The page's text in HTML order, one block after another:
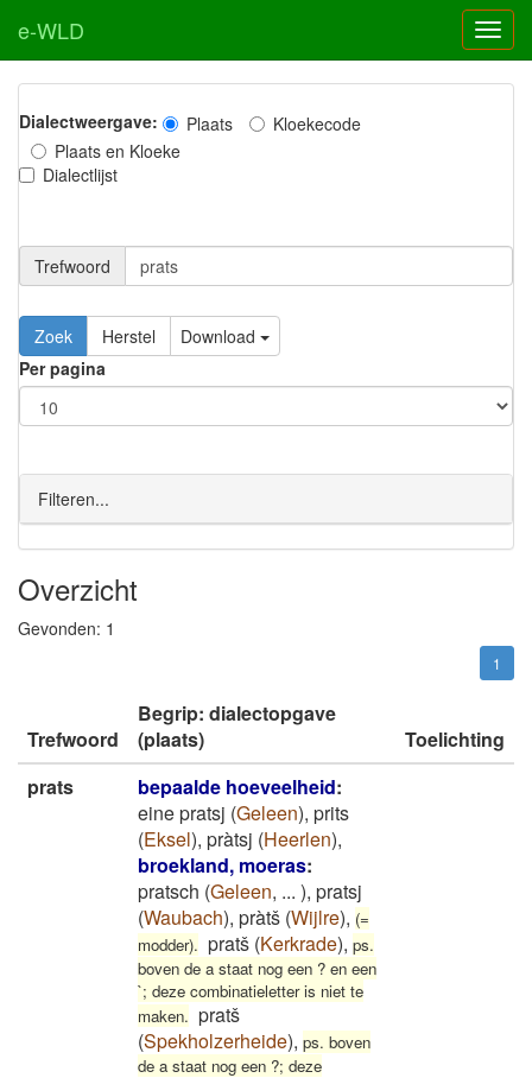
e-WLD
Dialectweergave: Plaats
Kloekecode
Plaats en Kloeke
Dialectlijst
Trefwoord
Download
Per pagina
Filteren...
Overzicht
Gevonden: 1
1
Trefwoord
Begrip: dialectopgave
(plaats)
Toelichting
prats
bepaalde hoeveelheid:
eine pratsj (Geleen), prits
(Eksel), pràtsj (Heerlen),
broekland, moeras:
pratsch (Geleen, ... ), pratsj
(Waubach), pràtš (Wijlre), (=
modder). pratš (Kerkrade), ps.
boven de a staat nog een ? en een
`; deze combinatieletter is niet te
maken. pratš
(Spekholzerheide), ps. boven
de a staat nog een ?; deze